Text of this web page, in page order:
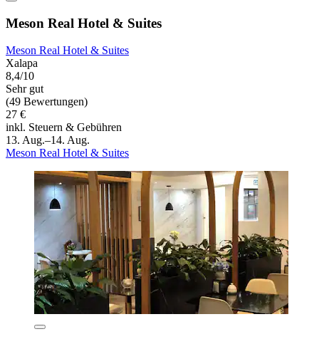
Meson Real Hotel & Suites
Meson Real Hotel & Suites
Xalapa
8,4/10
Sehr gut
(49 Bewertungen)
27 €
inkl. Steuern & Gebühren
13. Aug.–14. Aug.
Meson Real Hotel & Suites